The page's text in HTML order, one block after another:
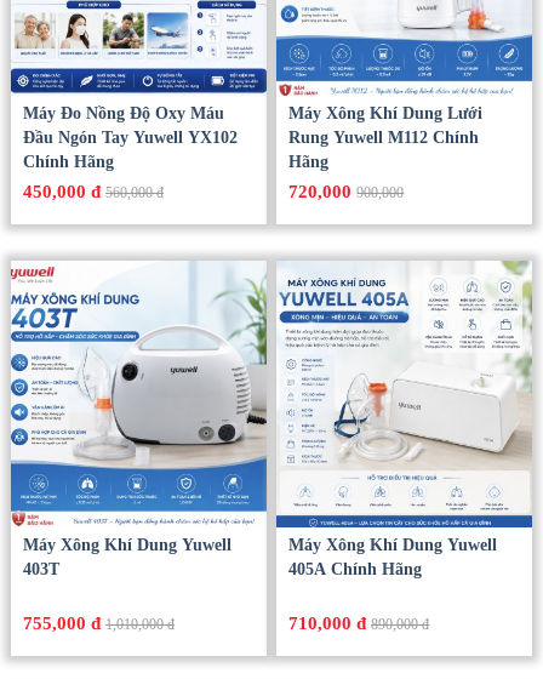
Máy Đo Nồng Độ Oxy Máu
Đầu Ngón Tay Yuwell YX102
Chính Hãng
450,000 đ 560,000 đ
Máy Xông Khí Dung Lưới
Rung Yuwell M112 Chính
Hãng
720,000900,000
Máy Xông Khí Dung Yuwell
403T
755,000 đ 1,010,000 đ
Máy Xông Khí Dung Yuwell
405A Chính Hãng
710,000 đ 890,000 đ